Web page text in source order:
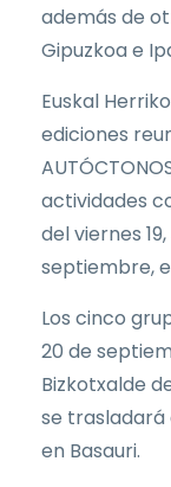
además de
Gipuzkoa e
Euskal
ediciones
actividades
del viernes
septiembre,
Los cinco
20 de
Bizkotxalde
se trasladará
en Basauri.